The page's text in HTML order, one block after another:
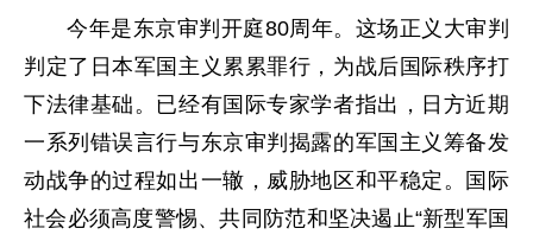
今年是东京审判开庭80周年。这场正义大审判
判定了日本军国主义累累罪行，为战后国际秩序打
下法律基础。已经有国际专家学者指出，日方近期
一系列错误言行与东京审判揭露的军国主义筹备发
动战争的过程如出一辙，威胁地区和平稳定。国际
社会必须高度警惕、共同防范和坚决遏止“新型军国